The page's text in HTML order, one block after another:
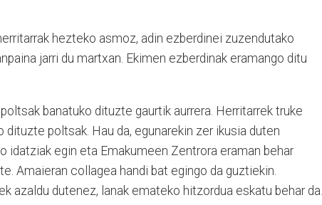
hezteko asmoz, adin ezberdinei zuzendutako
jarri du martxan. Ekimen ezberdinak eramango ditu
banatuko dituzte gaurtik aurrera. Herritarrek truke
poltsak. Hau da, egunarekin zer ikusia duten
idatziak egin eta Emakumeen Zentrora eraman behar
Amaieran collagea handi bat egingo da guztiekin.
azaldu dutenez, lanak emateko hitzordua eskatu behar da.